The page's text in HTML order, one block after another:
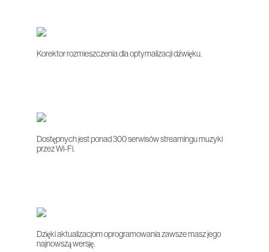
Korektor rozmieszczenia dla optymalizacji dźwięku.
Dostępnych jest ponad 300 serwisów streamingu muzyki
przez Wi-Fi.
Dzięki aktualizacjom oprogramowania zawsze masz jego
najnowszą wersję.